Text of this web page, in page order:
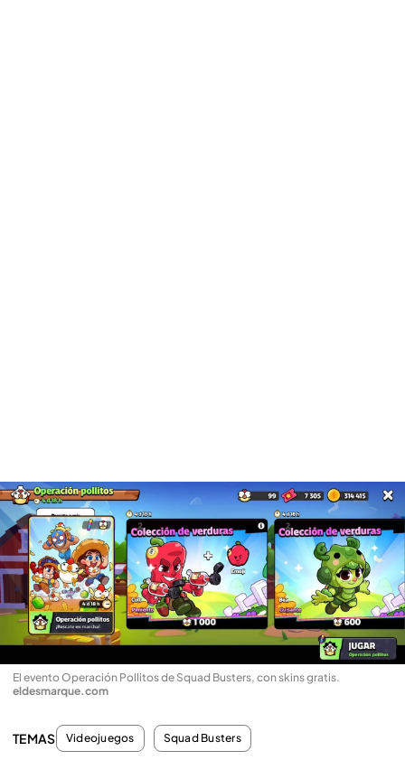
El evento Operación Pollitos de Squad Busters, con skins gratis.
eldesmarque.com
TEMAS Videojuegos Squad Busters